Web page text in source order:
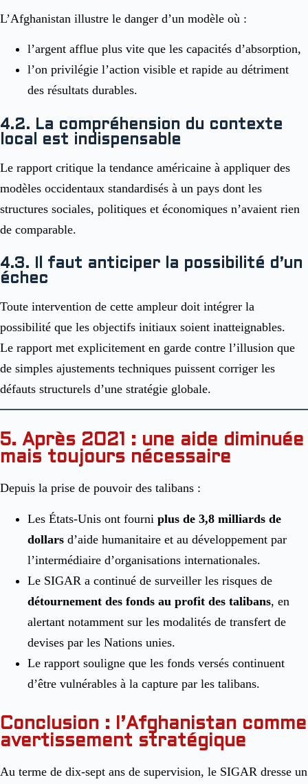
L’Afghanistan illustre le danger d’un modèle où :
l’argent afflue plus vite que les capacités d’absorption,
l’on privilégie l’action visible et rapide au détriment
des résultats durables.
4.2. La compréhension du contexte
local est indispensable
Le rapport critique la tendance américaine à appliquer des
modèles occidentaux standardisés à un pays dont les
structures sociales, politiques et économiques n’avaient rien
de comparable.
4.3. Il faut anticiper la possibilité d’un
échec
Toute intervention de cette ampleur doit intégrer la
possibilité que les objectifs initiaux soient inatteignables.
Le rapport met explicitement en garde contre l’illusion que
de simples ajustements techniques puissent corriger les
défauts structurels d’une stratégie globale.
5. Après 2021 : une aide diminuée
mais toujours nécessaire
Depuis la prise de pouvoir des talibans :
Les États-Unis ont fourni plus de 3,8 milliards de
dollars d’aide humanitaire et au développement par
l’intermédiaire d’organisations internationales.
Le SIGAR a continué de surveiller les risques de
détournement des fonds au profit des talibans, en
alertant notamment sur les modalités de transfert de
devises par les Nations unies.
Le rapport souligne que les fonds versés continuent
d’être vulnérables à la capture par les talibans.
Conclusion : l’Afghanistan comme
avertissement stratégique
Au terme de dix-sept ans de supervision, le SIGAR dresse un